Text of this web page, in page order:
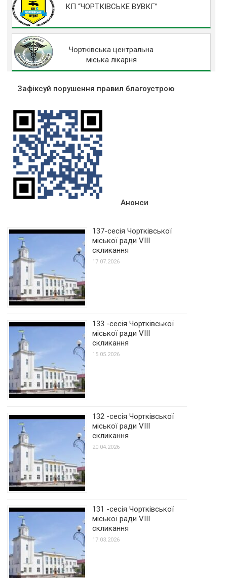
КП “ЧОРТКІВСЬКЕ ВУВКГ”
Чортківська центральна
міська лікарня
Зафіксуй порушення правил благоустрою
Анонси
137-сесія Чортківської
міської ради VIII
скликання
17.07.2026
133 -сесія Чортківської
міської ради VIII
скликання
15.05.2026
132 -сесія Чортківської
міської ради VIII
скликання
20.04.2026
131 -сесія Чортківської
міської ради VIII
скликання
17.03.2026